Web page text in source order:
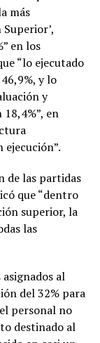
más
en los
“lo ejecutado
y lo
y
en
de las partidas
que “dentro
superior, la
las
al
del 32% para
personal no
destinado al